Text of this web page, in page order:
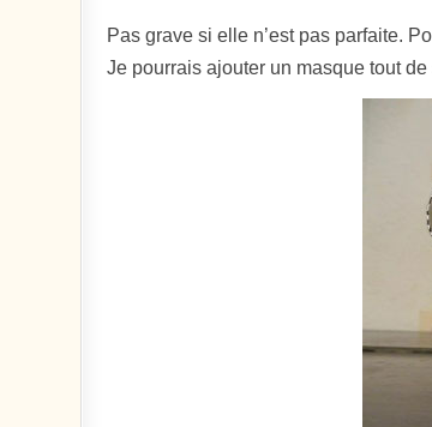
Pas grave si elle n’est pas parfaite.
Je pourrais ajouter un masque tout